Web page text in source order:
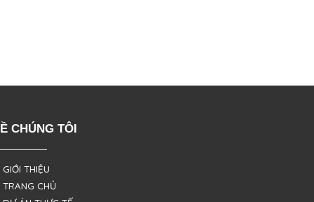
CHÚNG TÔI
THIỆU
CHỦ